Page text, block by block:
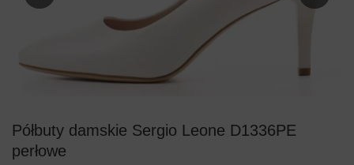
Półbuty damskie Sergio Leone D1336PE
perłowe